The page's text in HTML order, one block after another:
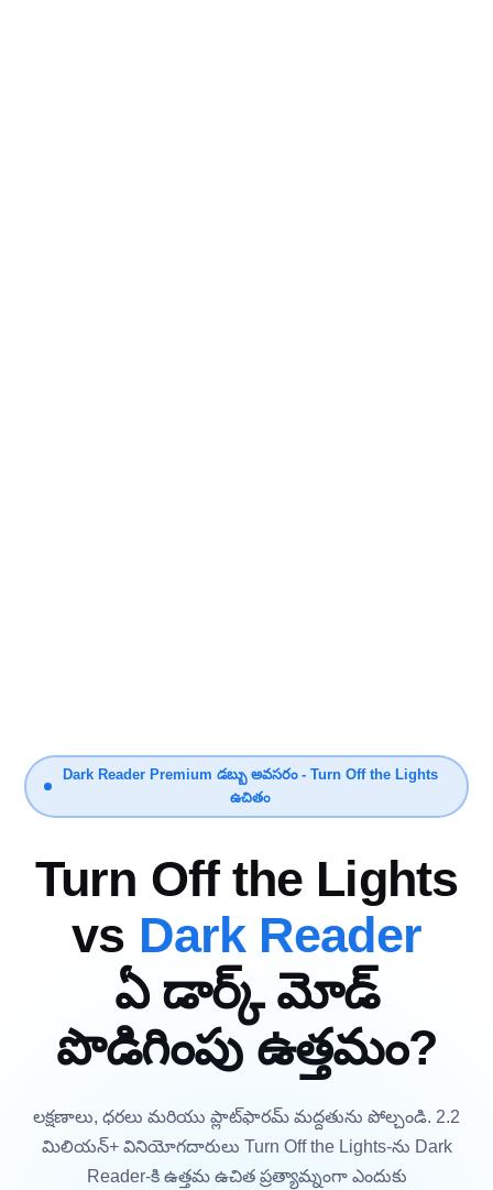
Dark Reader Premium డబ్బు అవసరం - Turn Off the Lights
ఉచితం
Turn Off the Lights
vs Dark Reader
ఏ డార్క్ మోడ్
పొడిగింపు ఉత్తమం?
లక్షణాలు, ధరలు మరియు ప్లాట్‌ఫారమ్ మద్దతును పోల్చండి. 2.2
మిలియన్+ వినియోగదారులు Turn Off the Lights-ను Dark
Reader-కి ఉత్తమ ఉచిత ప్రత్యామ్నంగా ఎందుకు